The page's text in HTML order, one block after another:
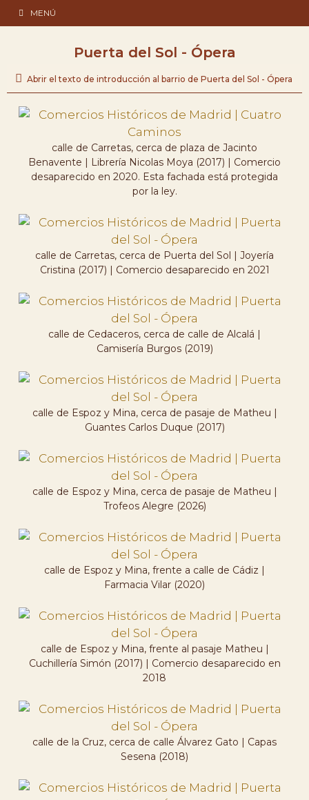
MENÚ
Puerta del Sol - Ópera
Abrir el texto de introducción al barrio de Puerta del Sol - Ópera
calle de Carretas, cerca de plaza de Jacinto
Benavente | Librería Nicolas Moya (2017) | Comercio
desaparecido en 2020. Esta fachada está protegida
por la ley.
calle de Carretas, cerca de Puerta del Sol | Joyería
Cristina (2017) | Comercio desaparecido en 2021
calle de Cedaceros, cerca de calle de Alcalá |
Camisería Burgos (2019)
calle de Espoz y Mina, cerca de pasaje de Matheu |
Guantes Carlos Duque (2017)
calle de Espoz y Mina, cerca de pasaje de Matheu |
Trofeos Alegre (2026)
calle de Espoz y Mina, frente a calle de Cádiz |
Farmacia Vilar (2020)
calle de Espoz y Mina, frente al pasaje Matheu |
Cuchillería Simón (2017) | Comercio desaparecido en
2018
calle de la Cruz, cerca de calle Álvarez Gato | Capas
Sesena (2018)